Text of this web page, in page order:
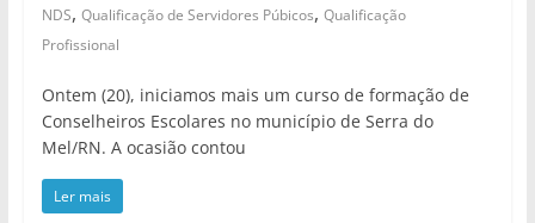
NDS, Qualificação de Servidores Púbicos, Qualificação
Profissional
Ontem (20), iniciamos mais um curso de formação de
Conselheiros Escolares no município de Serra do
Mel/RN. A ocasião contou
Ler mais